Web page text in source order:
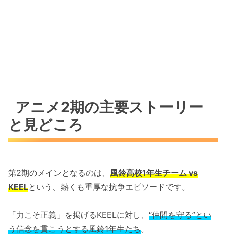
アニメ2期の主要ストーリー
と見どころ
第2期のメインとなるのは、 風鈴高校1年生チーム vs
KEELという、熱くも重厚な抗争エピソードです。
「力こそ正義」を掲げるKEELに対し、 “仲間を守る”とい
う信念を貫こうとする風鈴1年生たち。